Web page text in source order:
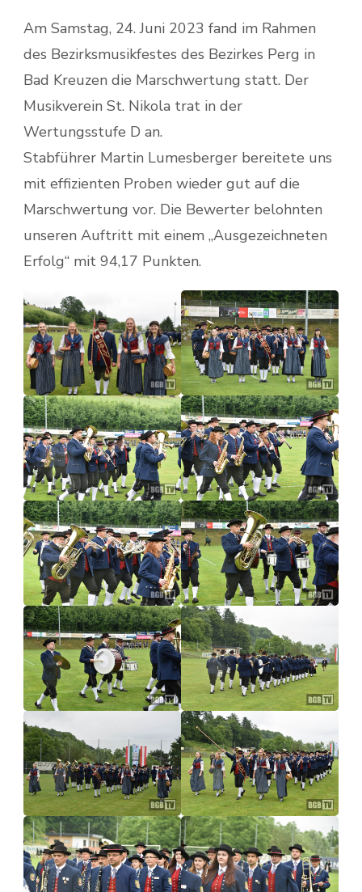
Am Samstag, 24. Juni 2023 fand im Rahmen
des Bezirksmusikfestes des Bezirkes Perg in
Bad Kreuzen die Marschwertung statt. Der
Musikverein St. Nikola trat in der
Wertungsstufe D an.
Stabführer Martin Lumesberger bereitete uns
mit effizienten Proben wieder gut auf die
Marschwertung vor. Die Bewerter belohnten
unseren Auftritt mit einem „Ausgezeichneten
Erfolg“ mit 94,17 Punkten.